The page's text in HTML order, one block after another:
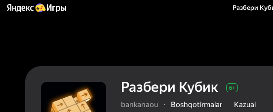
Разбери
Разбери Кубик 6+
bankanaou · Boshqotirmalar Kazual